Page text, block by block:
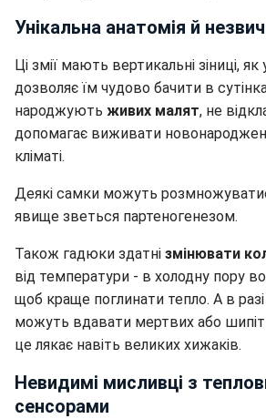
Унікальна анатомія й
Ці змії мають вертикальні зіниці,
дозволяє їм чудово бачити в
народжують живих малят, не
допомагає виживати
кліматі.
Деякі самки можуть
явище зветься партеногенезом.
Також гадюки здатні змінювати
від температури - в холодну пору
щоб краще поглинати тепло. А в
можуть вдавати мертвих або
це лякає навіть великих хижаків.
Невидимі мисливці з
сенсорами